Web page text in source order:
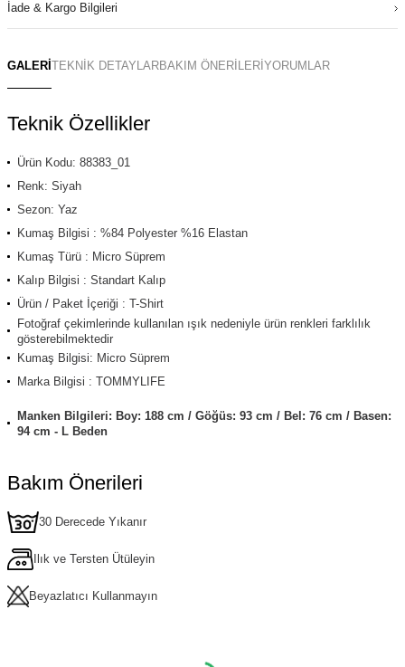
GALERİ TEKNİK DETAYLARBAKIM ÖNERİLERİ YORUMLAR
Teknik Özellikler
Ürün Kodu: 88383_01
Renk: Siyah
Sezon: Yaz
Kumaş Bilgisi : %84 Polyester %16 Elastan
Kumaş Türü : Micro Süprem
Kalıp Bilgisi : Standart Kalıp
Ürün / Paket İçeriği : T-Shirt
Fotoğraf çekimlerinde kullanılan ışık nedeniyle ürün renkleri farklılık
gösterebilmektedir
Kumaş Bilgisi: Micro Süprem
Marka Bilgisi : TOMMYLIFE
Manken Bilgileri: Boy: 188 cm / Göğüs: 93 cm / Bel: 76 cm / Basen:
94 cm - L Beden
Bakım Önerileri
30 Derecede Yıkanır
Ilık ve Tersten Ütüleyin
Beyazlatıcı Kullanmayın
İade & Kargo Bilgileri